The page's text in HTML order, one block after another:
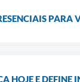
HOJE E DEFINE